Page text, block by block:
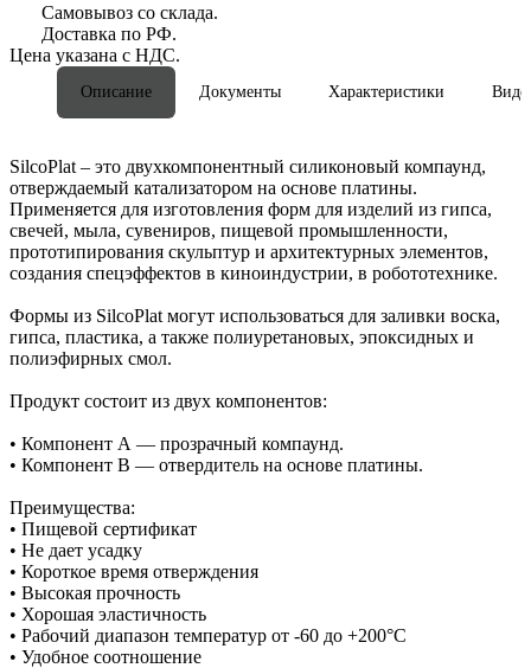
Самовывоз со склада.
Доставка по РФ.
Цена указана с НДС.
Описание Документы Характеристики
SilcoPlat – это двухкомпонентный силиконовый компаунд,
отверждаемый катализатором на основе платины.
Применяется для изготовления форм для изделий из гипса,
свечей, мыла, сувениров, пищевой промышленности,
прототипирования скульптур и архитектурных элементов,
создания спецэффектов в киноиндустрии, в робототехнике.
Формы из SilcoPlat могут использоваться для заливки воска,
гипса, пластика, а также полиуретановых, эпоксидных и
полиэфирных смол.
Продукт состоит из двух компонентов:
• Компонент А — прозрачный компаунд.
• Компонент В — отвердитель на основе платины.
Преимущества:
• Пищевой сертификат
• Не дает усадку
• Короткое время отверждения
• Высокая прочность
• Хорошая эластичность
• Рабочий диапазон температур от -60 до +200°С
• Удобное соотношение